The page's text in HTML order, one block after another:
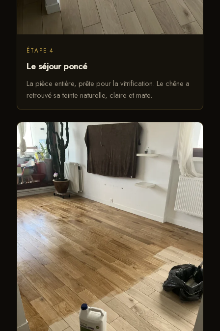
ÉTAPE 4
Le séjour poncé
La pièce entière, prête pour la vitrification. Le chêne a
retrouvé sa teinte naturelle, claire et mate.